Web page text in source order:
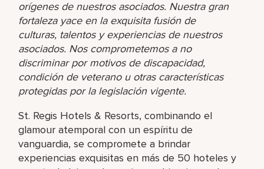
orígenes de nuestros asociados. Nuestra gran
fortaleza yace en la exquisita fusión de
culturas, talentos y experiencias de nuestros
asociados. Nos comprometemos a no
discriminar por motivos de discapacidad,
condición de veterano u otras características
protegidas por la legislación vigente.
St. Regis Hotels & Resorts, combinando el
glamour atemporal con un espíritu de
vanguardia, se compromete a brindar
experiencias exquisitas en más de 50 hoteles y